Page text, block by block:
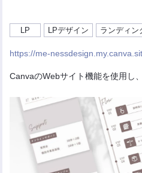
LP LPデザイン ランディン
https://me-
CanvaのWebサイト機能を使用し